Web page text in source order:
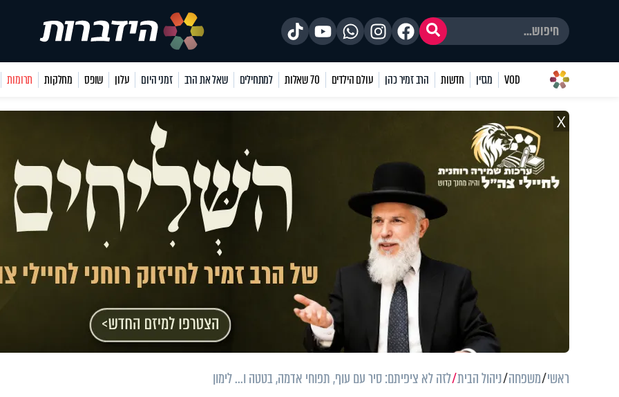
VOD מגזין חדשות הרב זמיר כהן עולם הילדים 70 שאלות למתחילים שאל את הרב זמני היום עלון שופס מחלקות תרומות
X
ראשי משפחה ניהול הבית לזה לא ציפיתם: סיר עם עוף, תפוחי אדמה, בטטה ו... לימון